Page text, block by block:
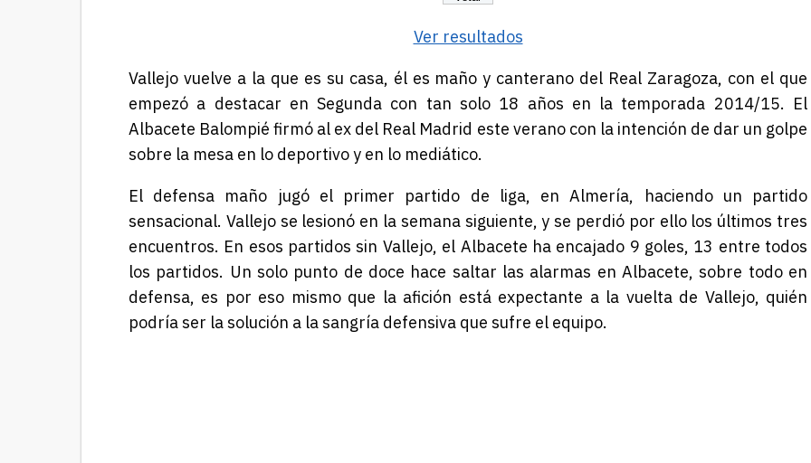
Ver resultados
Vallejo vuelve a la que es su casa, él es maño y canterano del Real Zaragoza, con el que
empezó a destacar en Segunda con tan solo 18 años en la temporada 2014/15. El
Albacete Balompié firmó al ex del Real Madrid este verano con la intención de dar un golpe
sobre la mesa en lo deportivo y en lo mediático.
El defensa maño jugó el primer partido de liga, en Almería, haciendo un partido
sensacional. Vallejo se lesionó en la semana siguiente, y se perdió por ello los últimos tres
encuentros. En esos partidos sin Vallejo, el Albacete ha encajado 9 goles, 13 entre todos
los partidos. Un solo punto de doce hace saltar las alarmas en Albacete, sobre todo en
defensa, es por eso mismo que la afición está expectante a la vuelta de Vallejo, quién
podría ser la solución a la sangría defensiva que sufre el equipo.